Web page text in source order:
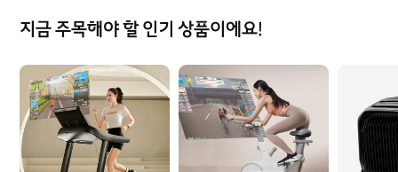
지금 주목해야 할 인기 상품이에요!